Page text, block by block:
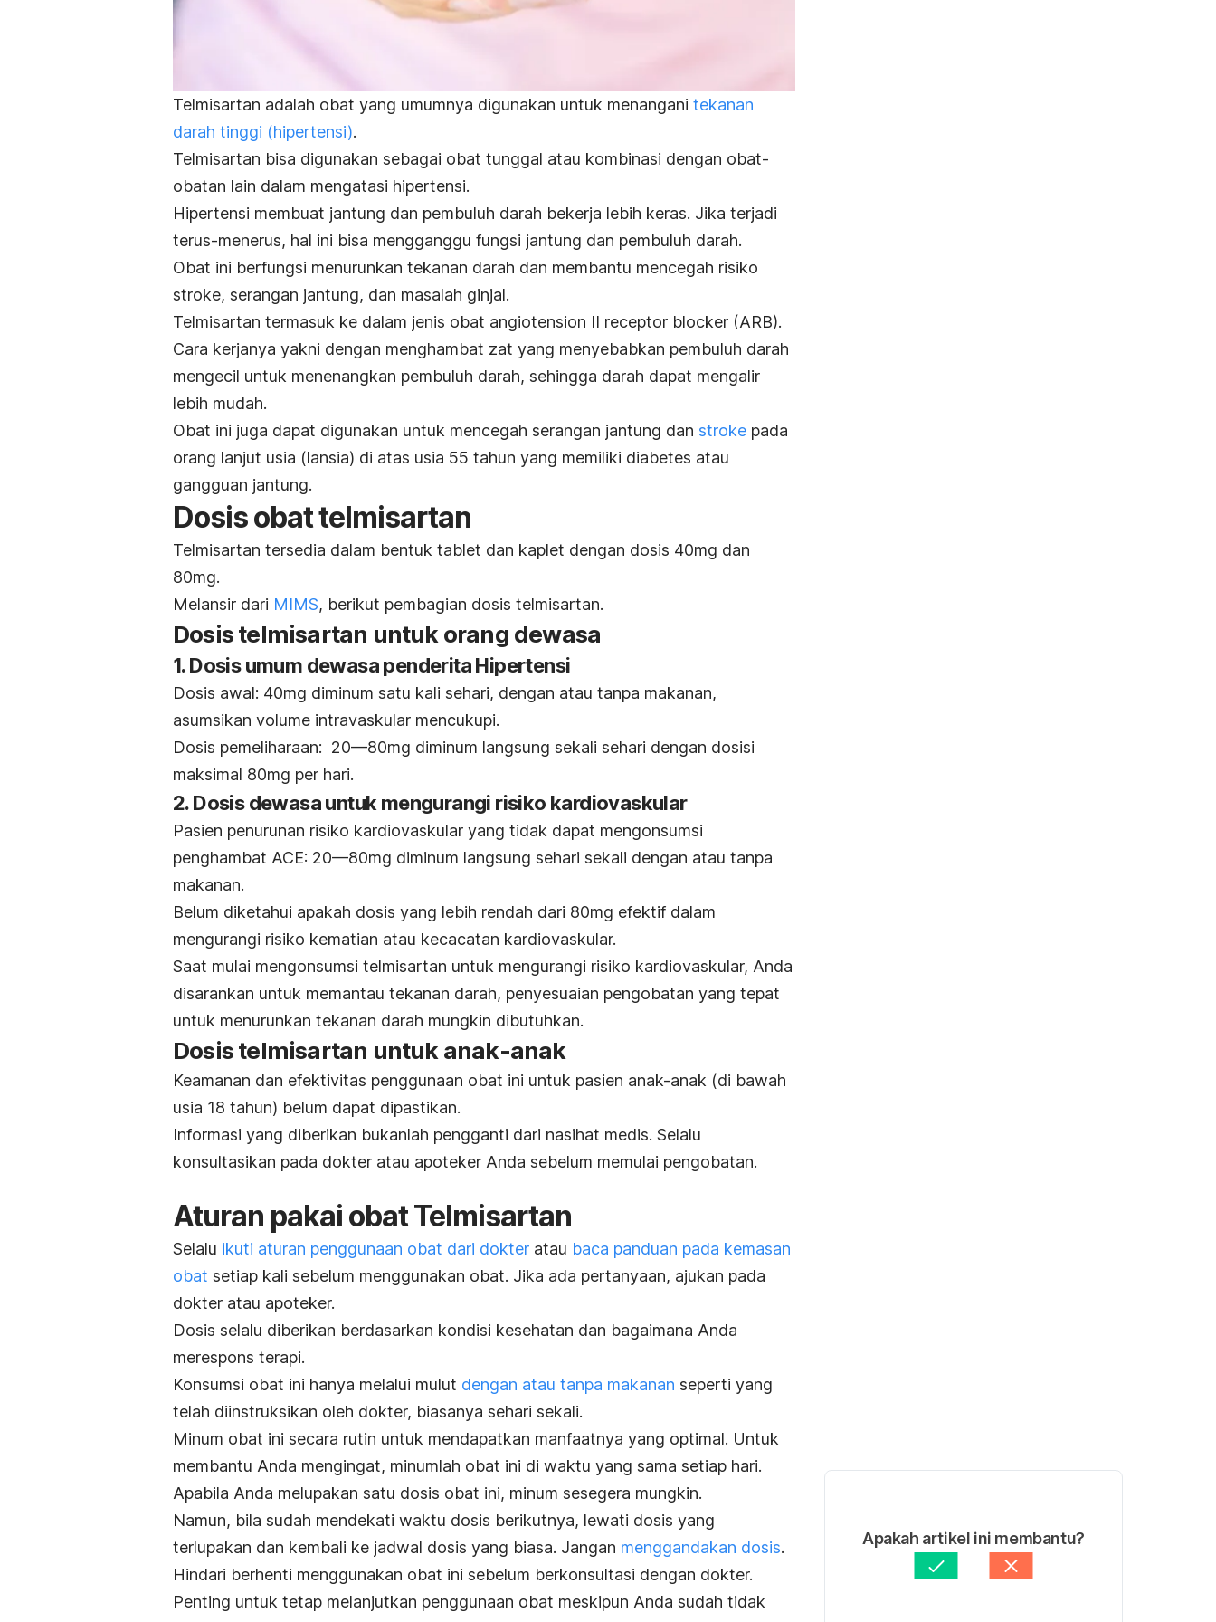
Telmisartan adalah obat yang umumnya digunakan untuk menangani tekanan
darah tinggi (hipertensi).
Telmisartan bisa digunakan sebagai obat tunggal atau kombinasi dengan obat-
obatan lain dalam mengatasi hipertensi.
Hipertensi membuat jantung dan pembuluh darah bekerja lebih keras. Jika terjadi
terus-menerus, hal ini bisa mengganggu fungsi jantung dan pembuluh darah.
Obat ini berfungsi menurunkan tekanan darah dan membantu mencegah risiko
stroke, serangan jantung, dan masalah ginjal.
Telmisartan termasuk ke dalam jenis obat angiotension II receptor blocker (ARB).
Cara kerjanya yakni dengan menghambat zat yang menyebabkan pembuluh darah
mengecil untuk menenangkan pembuluh darah, sehingga darah dapat mengalir
lebih mudah.
Obat ini juga dapat digunakan untuk mencegah serangan jantung dan stroke pada
orang lanjut usia (lansia) di atas usia 55 tahun yang memiliki diabetes atau
gangguan jantung.
Dosis obat telmisartan
Telmisartan tersedia dalam bentuk tablet dan kaplet dengan dosis 40mg dan
80mg.
Melansir dari MIMS, berikut pembagian dosis telmisartan.
Dosis telmisartan untuk orang dewasa
1. Dosis umum dewasa penderita Hipertensi
Dosis awal: 40mg diminum satu kali sehari, dengan atau tanpa makanan,
asumsikan volume intravaskular mencukupi.
Dosis pemeliharaan: 20—80mg diminum langsung sekali sehari dengan dosisi
maksimal 80mg per hari.
2. Dosis dewasa untuk mengurangi risiko kardiovaskular
Pasien penurunan risiko kardiovaskular yang tidak dapat mengonsumsi
penghambat ACE: 20—80mg diminum langsung sehari sekali dengan atau tanpa
makanan.
Belum diketahui apakah dosis yang lebih rendah dari 80mg efektif dalam
mengurangi risiko kematian atau kecacatan kardiovaskular.
Saat mulai mengonsumsi telmisartan untuk mengurangi risiko kardiovaskular, Anda
disarankan untuk memantau tekanan darah, penyesuaian pengobatan yang tepat
untuk menurunkan tekanan darah mungkin dibutuhkan.
Dosis telmisartan untuk anak-anak
Keamanan dan efektivitas penggunaan obat ini untuk pasien anak-anak (di bawah
usia 18 tahun) belum dapat dipastikan.
Informasi yang diberikan bukanlah pengganti dari nasihat medis. Selalu
konsultasikan pada dokter atau apoteker Anda sebelum memulai pengobatan.
Aturan pakai obat Telmisartan
Selalu ikuti aturan penggunaan obat dari dokter atau baca panduan pada kemasan
obat setiap kali sebelum menggunakan obat. Jika ada pertanyaan, ajukan pada
dokter atau apoteker.
Dosis selalu diberikan berdasarkan kondisi kesehatan dan bagaimana Anda
merespons terapi.
Konsumsi obat ini hanya melalui mulut dengan atau tanpa makanan seperti yang
telah diinstruksikan oleh dokter, biasanya sehari sekali.
Minum obat ini secara rutin untuk mendapatkan manfaatnya yang optimal. Untuk
membantu Anda mengingat, minumlah obat ini di waktu yang sama setiap hari.
Apabila Anda melupakan satu dosis obat ini, minum sesegera mungkin.
Namun, bila sudah mendekati waktu dosis berikutnya, lewati dosis yang
terlupakan dan kembali ke jadwal dosis yang biasa. Jangan menggandakan dosis.
Hindari berhenti menggunakan obat ini sebelum berkonsultasi dengan dokter.
Penting untuk tetap melanjutkan penggunaan obat meskipun Anda sudah tidak
Apakah artikel ini membantu?